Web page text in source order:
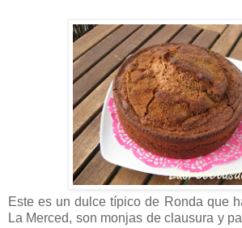
Este es un dulce típico de Ronda que
La Merced, son monjas de clausura y